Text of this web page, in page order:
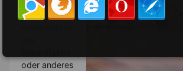
gar in Ihrem
Zuhause?
oder anderes